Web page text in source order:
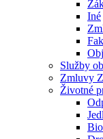
Iné
Služby
Zmluvy
Životné